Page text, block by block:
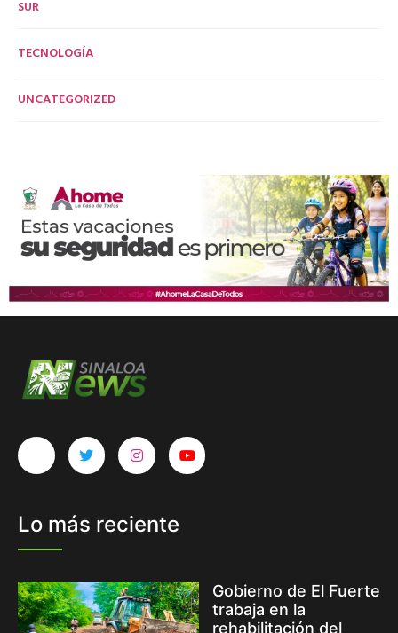
SUR
TECNOLOGÍA
UNCATEGORIZED
Lo más reciente
Gobierno de El Fuerte
trabaja en la
rehabilitación del